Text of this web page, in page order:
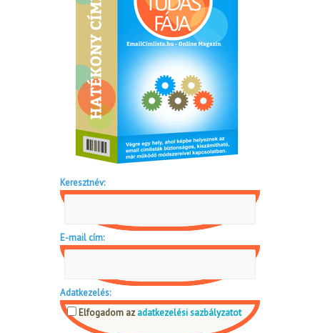
Keresztnév:
E-mail cím:
Adatkezelés:
Elfogadom az adatkezelési sazbályzatot